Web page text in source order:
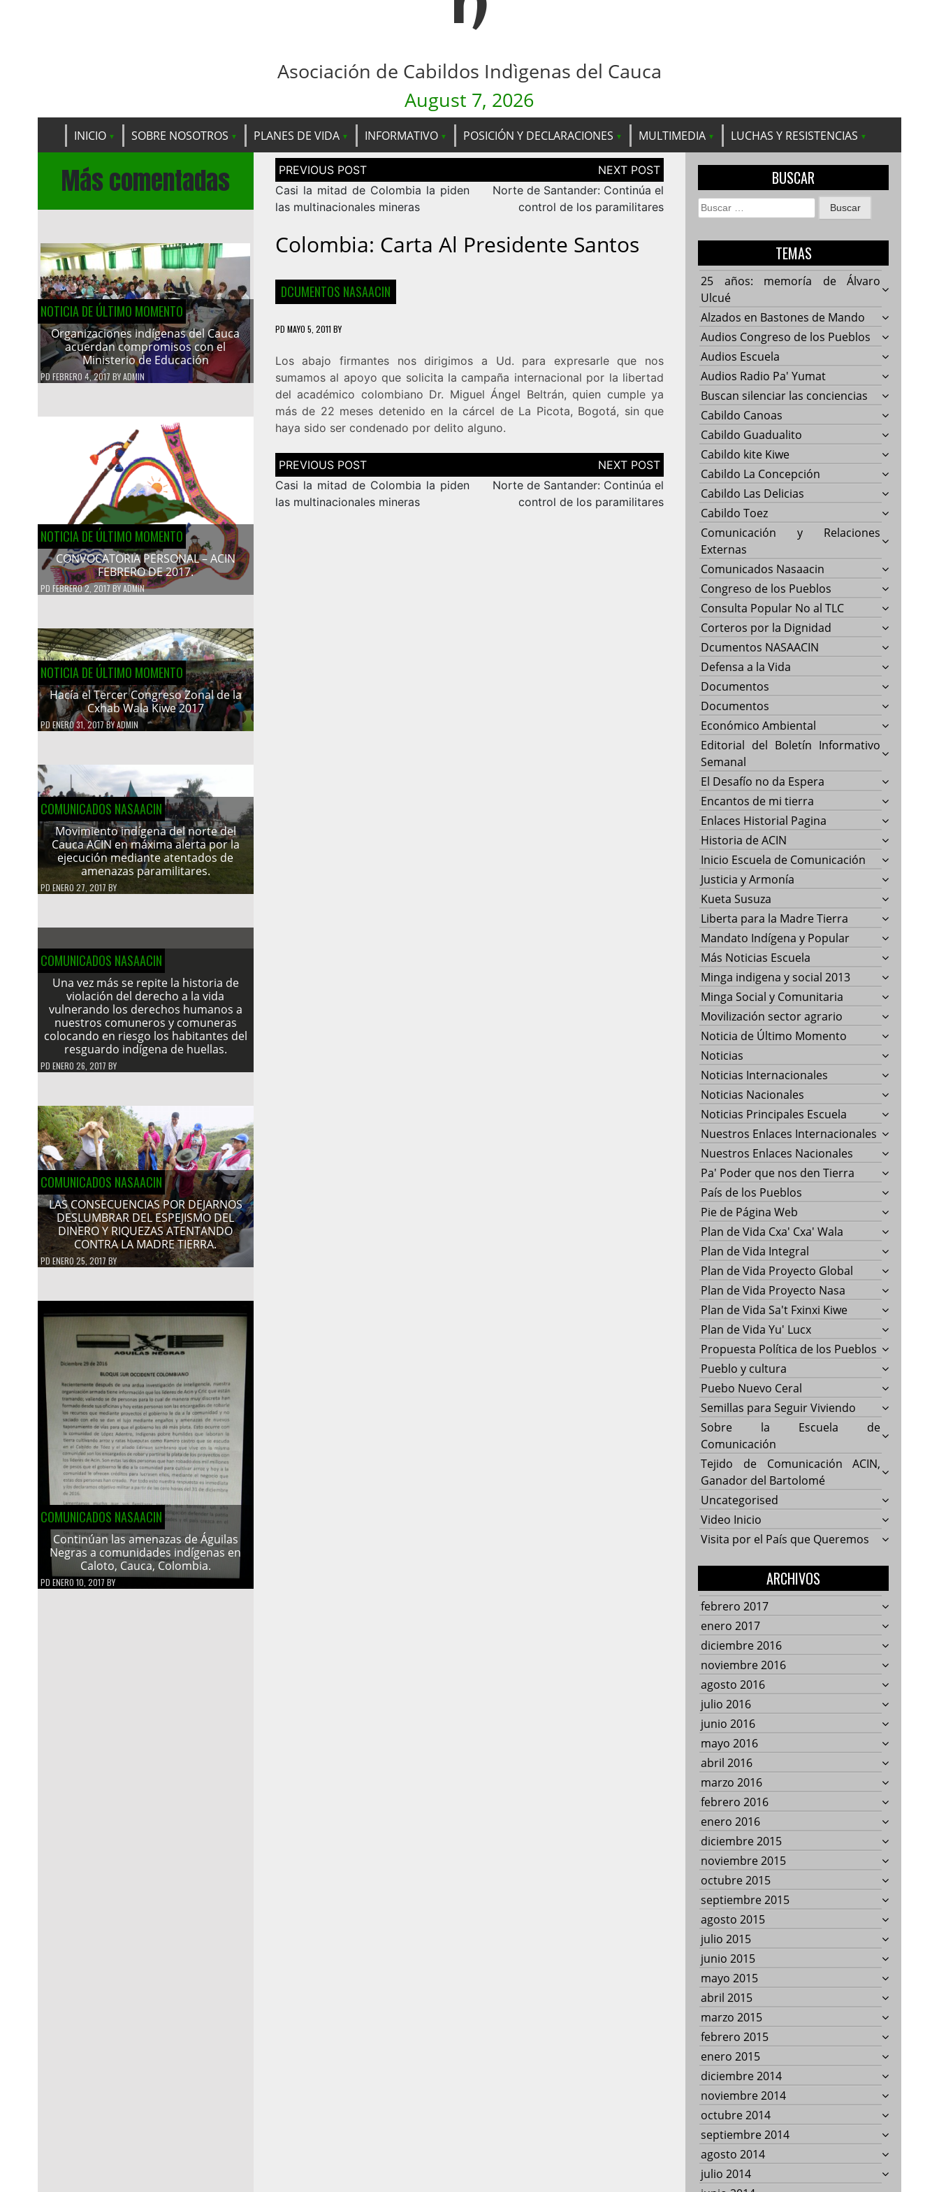
Asociación de Cabildos Indìgenas del Cauca
August 7, 2026
INICIO SOBRE NOSOTROS PLANES DE VIDA INFORMATIVO POSICIÓN Y DECLARACIONES MULTIMEDIA LUCHAS Y RESISTENCIAS
Más comentadas
NOTICIA DE ÚLTIMO MOMENTO
Organizaciones indígenas del Cauca
acuerdan compromisos con el
Ministerio de Educación
PD FEBRERO 4, 2017 BYADMIN
NOTICIA DE ÚLTIMO MOMENTO
CONVOCATORIA PERSONAL – ACIN
FEBRERO DE 2017.
PD FEBRERO 2, 2017BYADMIN
NOTICIA DE ÚLTIMO MOMENTO
Hacía el Tercer Congreso Zonal de la
Cxhab Wala Kiwe 2017
PDENERO 31, 2017BYADMIN
COMUNICADOS NASAACIN
Movimiento indígena del norte del
Cauca ACIN en máxima alerta por la
ejecución mediante atentados de
amenazas paramilitares.
PD ENERO 27, 2017 BY
COMUNICADOS NASAACIN
Una vez más se repite la historia de
violación del derecho a la vida
vulnerando los derechos humanos a
nuestros comuneros y comuneras
colocando en riesgo los habitantes del
resguardo indígena de huellas.
PD ENERO 26, 2017 BY
COMUNICADOS NASAACIN
LAS CONSECUENCIAS POR DEJARNOS
DESLUMBRAR DEL ESPEJISMO DEL
DINERO Y RIQUEZAS ATENTANDO
CONTRA LA MADRE TIERRA.
PDENERO 25, 2017 BY
COMUNICADOS NASAACIN
Continúan las amenazas de Águilas
Negras a comunidades indígenas en
Caloto, Cauca, Colombia.
PD ENERO 10, 2017 BY
Navegación
de
entradas
Casi la mitad de Colombia la piden
las multinacionales mineras
Norte de Santander: Continúa el
control de los paramilitares
Colombia: Carta Al Presidente Santos
DCUMENTOS NASAACIN
PD MAYO 5, 2011 BY
Los abajo firmantes nos dirigimos a Ud. para expresarle que nos
sumamos al apoyo que solicita la campaña internacional por la libertad
del académico colombiano Dr. Miguel Ángel Beltrán, quien cumple ya
más de 22 meses detenido en la cárcel de La Picota, Bogotá, sin que
haya sido ser condenado por delito alguno.
Navegación
de
entradas
Casi la mitad de Colombia la piden
las multinacionales mineras
Norte de Santander: Continúa el
control de los paramilitares
BUSCAR
Buscar:
TEMAS
25 años: memoría de Álvaro
Ulcué
Alzados en Bastones de Mando
Audios Congreso de los Pueblos
Audios Escuela
Audios Radio Pa' Yumat
Buscan silenciar las conciencias
Cabildo Canoas
Cabildo Guadualito
Cabildo kite Kiwe
Cabildo La Concepción
Cabildo Las Delicias
Cabildo Toez
Comunicación y Relaciones
Externas
Comunicados Nasaacin
Congreso de los Pueblos
Consulta Popular No al TLC
Corteros por la Dignidad
Dcumentos NASAACIN
Defensa a la Vida
Documentos
Documentos
Económico Ambiental
Editorial del Boletín Informativo
Semanal
El Desafío no da Espera
Encantos de mi tierra
Enlaces Historial Pagina
Historia de ACIN
Inicio Escuela de Comunicación
Justicia y Armonía
Kueta Susuza
Liberta para la Madre Tierra
Mandato Indígena y Popular
Más Noticias Escuela
Minga indigena y social 2013
Minga Social y Comunitaria
Movilización sector agrario
Noticia de Último Momento
Noticias
Noticias Internacionales
Noticias Nacionales
Noticias Principales Escuela
Nuestros Enlaces Internacionales
Nuestros Enlaces Nacionales
Pa' Poder que nos den Tierra
País de los Pueblos
Pie de Página Web
Plan de Vida Cxa' Cxa' Wala
Plan de Vida Integral
Plan de Vida Proyecto Global
Plan de Vida Proyecto Nasa
Plan de Vida Sa't Fxinxi Kiwe
Plan de Vida Yu' Lucx
Propuesta Política de los Pueblos
Pueblo y cultura
Puebo Nuevo Ceral
Semillas para Seguir Viviendo
Sobre la Escuela de
Comunicación
Tejido de Comunicación ACIN,
Ganador del Bartolomé
Uncategorised
Video Inicio
Visita por el País que Queremos
ARCHIVOS
febrero 2017
enero 2017
diciembre 2016
noviembre 2016
agosto 2016
julio 2016
junio 2016
mayo 2016
abril 2016
marzo 2016
febrero 2016
enero 2016
diciembre 2015
noviembre 2015
octubre 2015
septiembre 2015
agosto 2015
julio 2015
junio 2015
mayo 2015
abril 2015
marzo 2015
febrero 2015
enero 2015
diciembre 2014
noviembre 2014
octubre 2014
septiembre 2014
agosto 2014
julio 2014